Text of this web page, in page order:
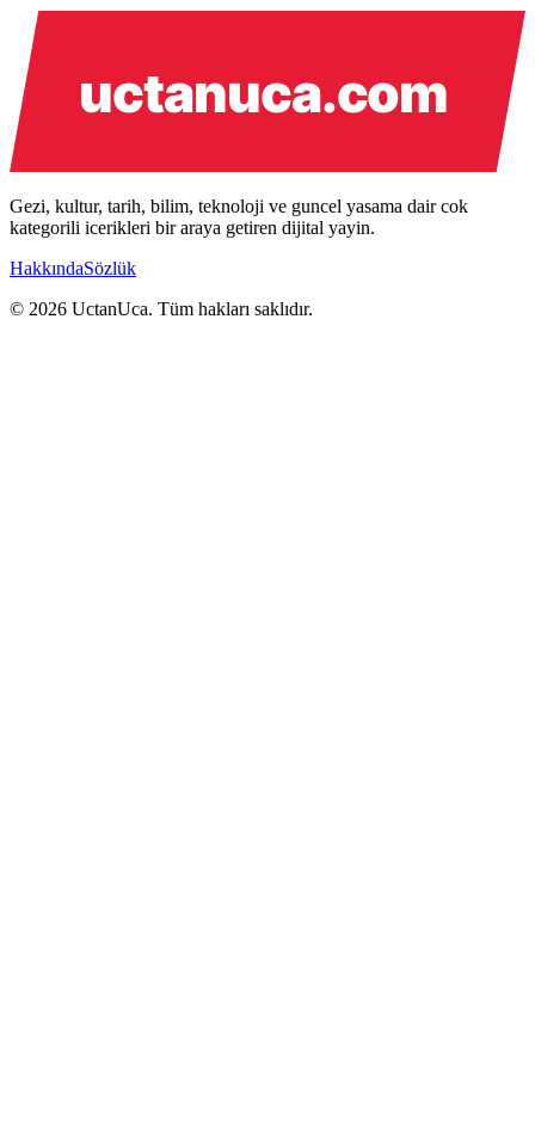
Gezi, kultur, tarih, bilim, teknoloji ve guncel yasama dair cok
kategorili icerikleri bir araya getiren dijital yayin.
HakkındaSözlük
© 2026 UctanUca. Tüm hakları saklıdır.